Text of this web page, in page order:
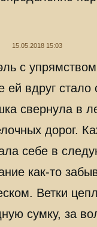
15.05.2018 15:03
с
ей вдруг
свернула в
дорог.
себе в
как-то
Ветки
сумку, за